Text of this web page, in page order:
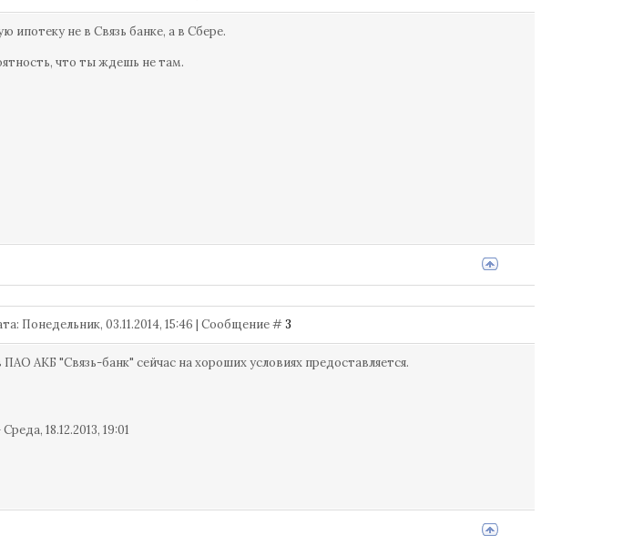
ипотеку не в Связь банке, а в Сбере.
что ты ждешь не там.
Понедельник, 03.11.2014, 15:46 | Сообщение #3
АКБ "Связь-банк" сейчас на хороших условиях предоставляется.
Среда, 18.12.2013, 19:01